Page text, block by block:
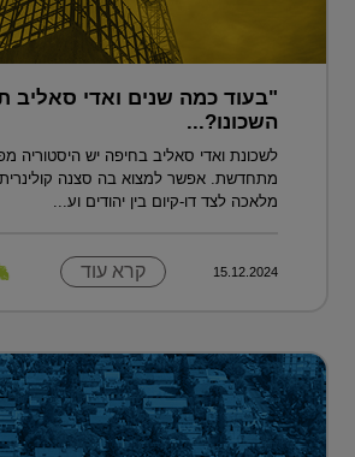
"בעוד כמה שנים ואדי סאליב
השכונו?...
לשכונת ואדי סאליב בחיפה יש היסטוריה
מתחדשת. אפשר למצוא בה סצנה קולינרית,
מלאכה לצד דו-קיום בין יהודים וע...
15.12.2024 קרא עוד